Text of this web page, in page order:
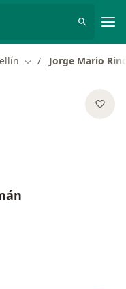
Cambiar de ciudad
Jorge Mario